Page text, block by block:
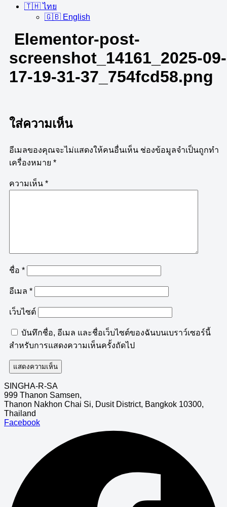
🇹🇭 ไทย
🇬🇧 English
Elementor-post-
screenshot_14161_2025-09-
17-19-31-37_754fcd58.png
ใส่ความเห็น
อีเมลของคุณจะไม่แสดงให้คนอื่นเห็น ช่องข้อมูลจำเป็นถูกทำ
เครื่องหมาย *
ความเห็น *
ชื่อ *
อีเมล *
เว็บไซต์
บันทึกชื่อ, อีเมล และชื่อเว็บไซต์ของฉันบนเบราว์เซอร์นี้
สำหรับการแสดงความเห็นครั้งถัดไป
SINGHA-R-SA
999 Thanon Samsen,
Thanon Nakhon Chai Si, Dusit District, Bangkok 10300,
Thailand
Facebook